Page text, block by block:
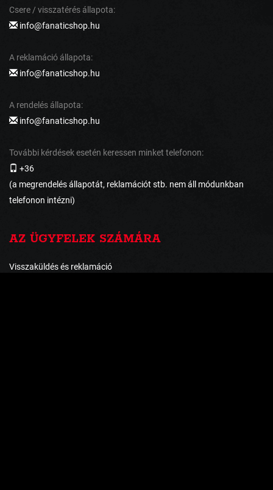
Csere / visszatérés állapota:
info@fanaticshop.hu
A reklamáció állapota:
info@fanaticshop.hu
A rendelés állapota:
info@fanaticshop.hu
További kérdések esetén keressen minket telefonon:
+36
(a megrendelés állapotát, reklamációt stb. nem áll módunkban
telefonon intézni)
AZ ÜGYFELEK SZÁMÁRA
Visszaküldés és reklamáció